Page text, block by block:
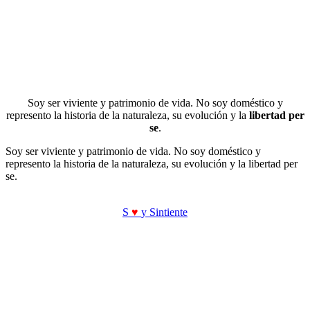
Soy ser viviente y patrimonio de vida. No soy doméstico y
represento la historia de la naturaleza, su evolución y la libertad per
se.
Soy ser viviente y patrimonio de vida. No soy doméstico y
represento la historia de la naturaleza, su evolución y la libertad per
se.
S ♥ y Sintiente